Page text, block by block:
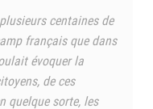
centaines de
français que dans
évoquer la
de ces
quelque sorte, les